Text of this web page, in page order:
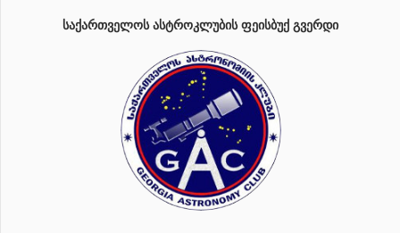
ᲡᲐᲥᲐᲠᲗᲕᲔᲚᲝᲡ ᲐᲡᲢᲠᲝᲙᲚᲣᲑᲘᲡ ᲤᲔᲘᲡᲑᲣᲥ ᲒᲕᲔᲠᲓᲘ